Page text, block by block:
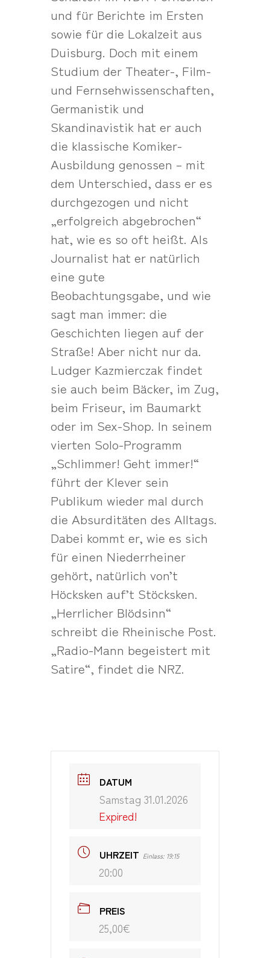
und für Berichte im Ersten
sowie für die Lokalzeit aus
Duisburg. Doch mit einem
Studium der Theater-, Film-
und Fernsehwissenschaften,
Germanistik und
Skandinavistik hat er auch
die klassische Komiker-
Ausbildung genossen – mit
dem Unterschied, dass er es
durchgezogen und nicht
„erfolgreich abgebrochen“
hat, wie es so oft heißt. Als
Journalist hat er natürlich
eine gute
Beobachtungsgabe, und wie
sagt man immer: die
Geschichten liegen auf der
Straße! Aber nicht nur da.
Ludger Kazmierczak findet
sie auch beim Bäcker, im Zug,
beim Friseur, im Baumarkt
oder im Sex-Shop. In seinem
vierten Solo-Programm
„Schlimmer! Geht immer!“
führt der Klever sein
Publikum wieder mal durch
die Absurditäten des Alltags.
Dabei kommt er, wie es sich
für einen Niederrheiner
gehört, natürlich von’t
Höcksken auf’t Stöcksken.
„Herrlicher Blödsinn“
schreibt die Rheinische Post.
„Radio-Mann begeistert mit
Satire“, findet die NRZ.
DATUM
Samstag 31.01.2026
Expired!
UHRZEIT Einlass: 19:15
20:00
PREIS
25,00€